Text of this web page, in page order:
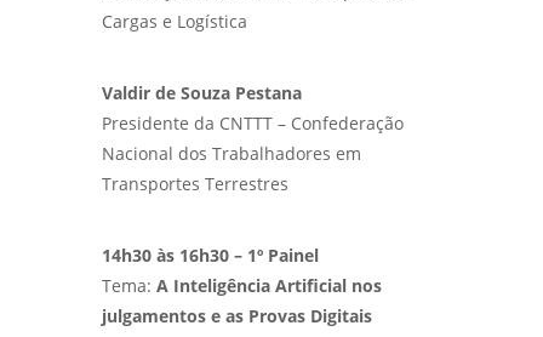
Cargas e Logística
Valdir de Souza Pestana
Presidente da CNTTT – Confederação
Nacional dos Trabalhadores em
Transportes Terrestres
14h30 às 16h30 – 1º Painel
Tema: A Inteligência Artificial nos
julgamentos e as Provas Digitais